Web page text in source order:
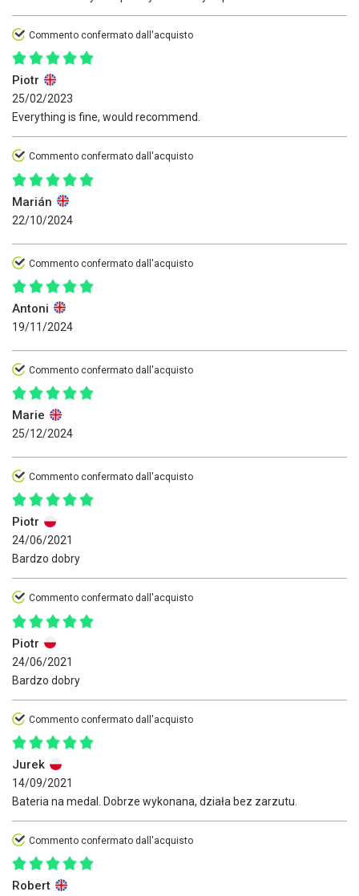
Commento confermato dall'acquisto
Piotr
25/02/2023
Everything is fine, would recommend.
Commento confermato dall'acquisto
Marián
22/10/2024
Commento confermato dall'acquisto
Antoni
19/11/2024
Commento confermato dall'acquisto
Marie
25/12/2024
Commento confermato dall'acquisto
Piotr
24/06/2021
Bardzo dobry
Commento confermato dall'acquisto
Piotr
24/06/2021
Bardzo dobry
Commento confermato dall'acquisto
Jurek
14/09/2021
Bateria na medal. Dobrze wykonana, działa bez zarzutu.
Commento confermato dall'acquisto
Robert